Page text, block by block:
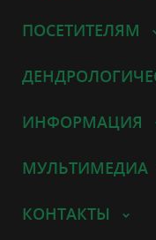
ПОСЕТИТЕЛЯМ
ИНФОРМАЦИЯ
МУЛЬТИМЕДИА
КОНТАКТЫ